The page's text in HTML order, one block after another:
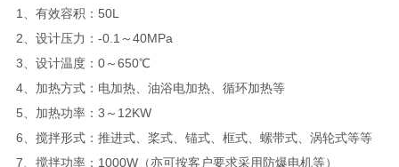
1、有效容积：50L
2、设计压力：-0.1～40MPa
3、设计温度：0～650℃
4、加热方式：电加热、油浴电加热、循环加热等
5、加热功率：3～12KW
6、搅拌形式：推进式、桨式、锚式、框式、螺带式、涡轮式等等
7、搅拌功率：1000W（亦可按客户要求采用防爆电机等）